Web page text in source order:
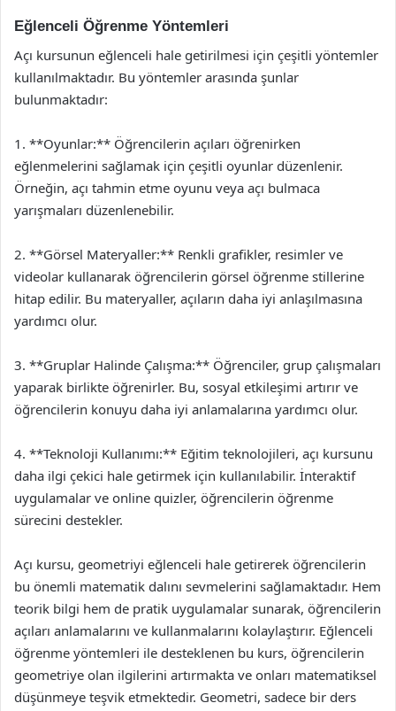
Eğlenceli Öğrenme Yöntemleri
Açı kursunun eğlenceli hale getirilmesi için çeşitli yöntemler
kullanılmaktadır. Bu yöntemler arasında şunlar
bulunmaktadır:
1. **Oyunlar:** Öğrencilerin açıları öğrenirken
eğlenmelerini sağlamak için çeşitli oyunlar düzenlenir.
Örneğin, açı tahmin etme oyunu veya açı bulmaca
yarışmaları düzenlenebilir.
2. **Görsel Materyaller:** Renkli grafikler, resimler ve
videolar kullanarak öğrencilerin görsel öğrenme stillerine
hitap edilir. Bu materyaller, açıların daha iyi anlaşılmasına
yardımcı olur.
3. **Gruplar Halinde Çalışma:** Öğrenciler, grup çalışmaları
yaparak birlikte öğrenirler. Bu, sosyal etkileşimi artırır ve
öğrencilerin konuyu daha iyi anlamalarına yardımcı olur.
4. **Teknoloji Kullanımı:** Eğitim teknolojileri, açı kursunu
daha ilgi çekici hale getirmek için kullanılabilir. İnteraktif
uygulamalar ve online quizler, öğrencilerin öğrenme
sürecini destekler.
Açı kursu, geometriyi eğlenceli hale getirerek öğrencilerin
bu önemli matematik dalını sevmelerini sağlamaktadır. Hem
teorik bilgi hem de pratik uygulamalar sunarak, öğrencilerin
açıları anlamalarını ve kullanmalarını kolaylaştırır. Eğlenceli
öğrenme yöntemleri ile desteklenen bu kurs, öğrencilerin
geometriye olan ilgilerini artırmakta ve onları matematiksel
düşünmeye teşvik etmektedir. Geometri, sadece bir ders